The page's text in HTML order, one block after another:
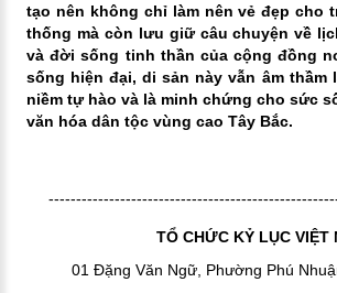
tạo nên không chỉ làm nên vẻ đẹp cho
thống mà còn lưu giữ câu chuyện về
và đời sống tinh thần của cộng đồng
sống hiện đại, di sản này vẫn âm thầm
niềm tự hào và là minh chứng cho sức
văn hóa dân tộc vùng cao Tây Bắc.
TỔ CHỨC KỶ LỤC VIỆT
01 Đặng Văn Ngữ, Phường Phú